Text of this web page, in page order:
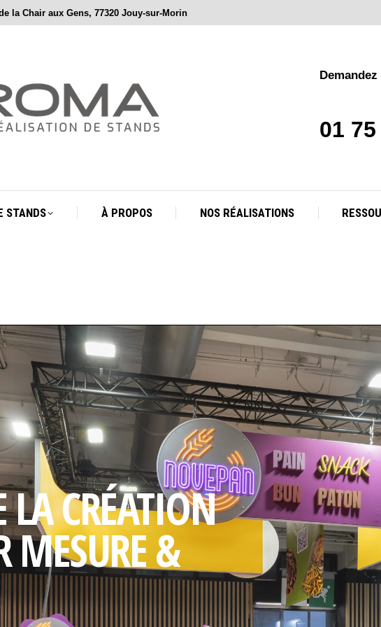
la Chair aux Gens, 77320 Jouy-sur-Morin
01
STANDS À PROPOS NOS RÉALISATIONS
LA CRÉATION
MESURE &
STANDS À PROPOS NOS RÉALISATIONS